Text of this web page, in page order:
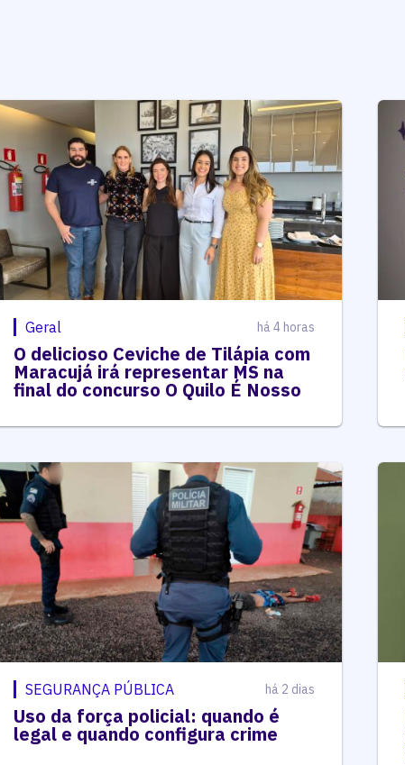
Geral há 4 horas
O delicioso Ceviche de Tilápia com
Maracujá irá representar MS na
final do concurso O Quilo É Nosso
SEGURANÇA PÚBLICA há 2 dias
Uso da força policial: quando é
legal e quando configura crime